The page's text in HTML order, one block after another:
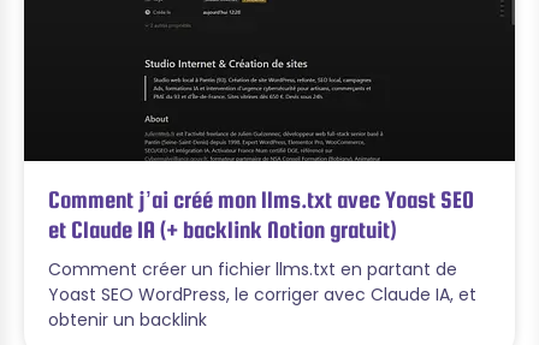
Comment j’ai créé mon llms.txt avec Yoast SEO
et Claude IA (+ backlink Notion gratuit)
Comment créer un fichier llms.txt en partant de
Yoast SEO WordPress, le corriger avec Claude IA, et
obtenir un backlink